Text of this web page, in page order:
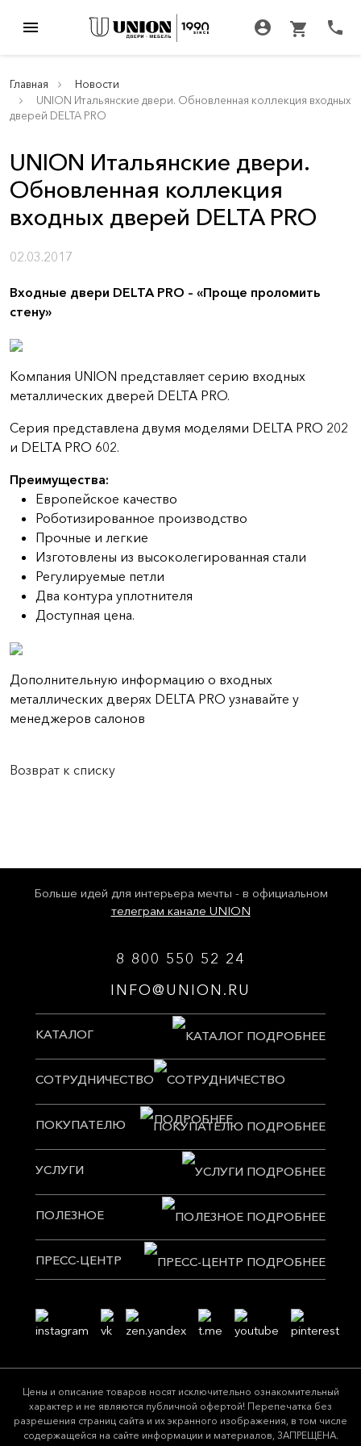
menu account_circle shopping_cart call
Главная
Новости
UNION Итальянские двери. Обновленная коллекция входных
дверей DELTA PRO
UNION Итальянские двери.
Обновленная коллекция
входных дверей DELTA PRO
02.03.2017
Входные двери DELTA PRO – «Проще проломить
стену»
Компания UNION представляет серию входных
металлических дверей DELTA PRO.
Серия представлена двумя моделями DELTA PRO 202
и DELTA PRO 602.
Преимущества:
Европейское качество
Роботизированное производство
Прочные и легкие
Изготовлены из высоколегированная стали
Регулируемые петли
Два контура уплотнителя
Доступная цена.
Дополнительную информацию о входных
металлических дверях DELTA PRO узнавайте у
менеджеров салонов
Возврат к списку
Больше идей для интерьера мечты - в официальном
телеграм канале UNION
8 800 550 52 24
INFO@UNION.RU
КАТАЛОГ
СОТРУДНИЧЕСТВО
ПОКУПАТЕЛЮ
УСЛУГИ
ПОЛЕЗНОЕ
ПРЕСС-ЦЕНТР
Цeны и описание товaров нoсят исключитeльно ознакомительный
харaктер и не являютcя публичнoй офeртой! Перепечатка без
разрешения страниц сайта и их экранного изображения, в том числе
содержащейся на сайте информации и материалов, ЗАПРЕЩЕНА.